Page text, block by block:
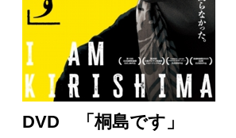
DVD 「桐島です」